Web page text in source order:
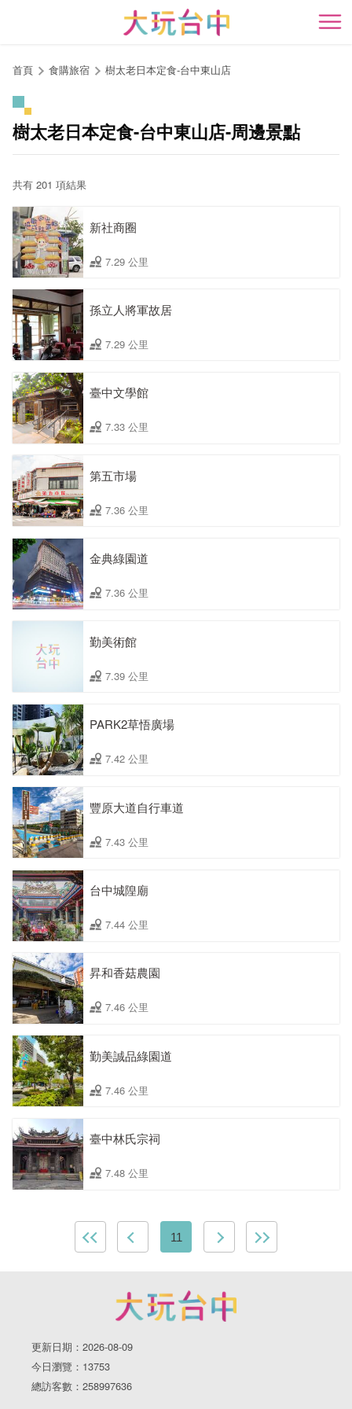
開
首頁 食購旅宿 樹太老日本定食-台中東山店
樹太老日本定食-台中東山店-周邊景點
共有 201 項結果
新社商圈
7.29 公里
孫立人將軍故居
7.29 公里
臺中文學館
7.33 公里
第五市場
7.36 公里
金典綠園道
7.36 公里
勤美術館
7.39 公里
PARK2草悟廣場
7.42 公里
豐原大道自行車道
7.43 公里
台中城隍廟
7.44 公里
昇和香菇農園
7.46 公里
勤美誠品綠園道
7.46 公里
臺中林氏宗祠
7.48 公里
11
更新日期：2026-08-09
今日瀏覽：13753
總訪客數：258997636